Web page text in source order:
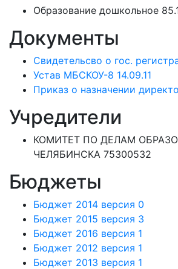
Образование дошкольное
Документы
Свидетельсво о гос.
Устав МБСКОУ-8 14.09.11
Приказ о назначении
Учредители
КОМИТЕТ ПО ДЕЛАМ
ЧЕЛЯБИНСКА 75300532
Бюджеты
Бюджет 2014 версия 0
Бюджет 2015 версия 3
Бюджет 2016 версия 1
Бюджет 2012 версия 1
Бюджет 2013 версия 1